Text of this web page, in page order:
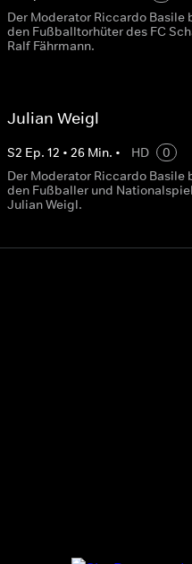
Der Moderator Riccardo Basile
den Fußballtorhüter des FC
Ralf Fährmann.
Julian Weigl
S2 Ep. 12 • 26Min. • HD
0
Der Moderator Riccardo Basile
den Fußballer und
Julian Weigl.